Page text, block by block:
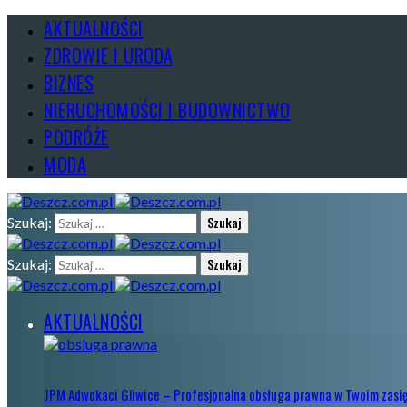
AKTUALNOŚCI
ZDROWIE I URODA
BIZNES
NIERUCHOMOŚCI I BUDOWNICTWO
PODRÓŻE
MODA
Szukaj:
Szukaj:
AKTUALNOŚCI
JPM Adwokaci Gliwice – Profesjonalna obsługa prawna w Twoim